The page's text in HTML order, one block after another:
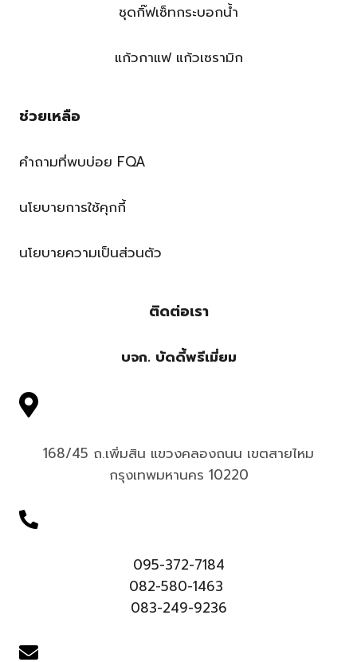
ชุดกิ๊ฟเซ็ทกระบอกน้ำ
แก้วกาแฟ แก้วเซรามิก
ช่วยเหลือ
คำถามที่พบบ่อย FQA
นโยบายการใช้คุกกี้
นโยบายความเป็นส่วนตัว
ติดต่อเรา
บจก. บัดดี้พรีเมี่ยม
168/45 ถ.เพิ่มสิน แขวงคลองถนน เขตสายไหม
กรุงเทพมหานคร 10220
095-372-7184
082-580-1463
083-249-9236